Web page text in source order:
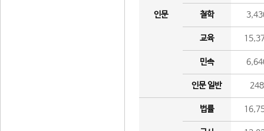
인문 철학
교육
민속
인문 일반 248
법률